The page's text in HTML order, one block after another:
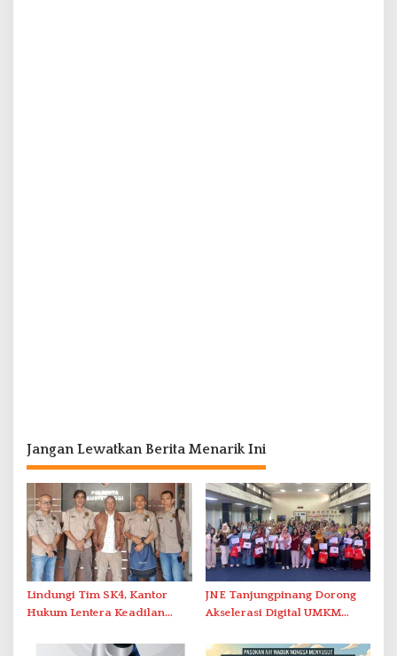
Jangan Lewatkan Berita Menarik Ini
Lindungi Tim SK4, Kantor
Hukum Lentera Keadilan
Perlawanan ke Petugas di
JNE Tanjungpinang Dorong
Akselerasi Digital UMKM
2026